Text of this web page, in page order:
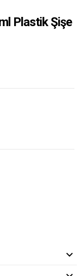
Plastik Şişe